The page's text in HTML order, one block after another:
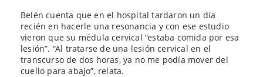
Belén cuenta que en el hospital tardaron un día
recién en hacerle una resonancia y con ese estudio
vieron que su médula cervical “estaba comida por esa
lesión”. “Al tratarse de una lesión cervical en el
transcurso de dos horas, ya no me podía mover del
cuello para abajo”, relata.